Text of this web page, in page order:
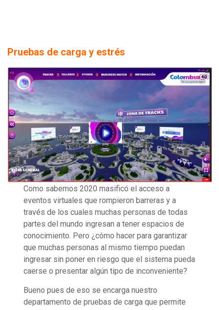
Pruebas de carga y estrés
Como sabemos 2020 masificó el acceso a
eventos virtuales que rompieron barreras y a
través de los cuales muchas personas de todas
partes del mundo ingresan a tener espacios de
conocimiento. Pero ¿cómo hacer para garantizar
que muchas personas al mismo tiempo puedan
ingresar sin poner en riesgo que el sistema pueda
caerse o presentar algún tipo de inconveniente?
Bueno pues de eso se encarga nuestro
departamento de pruebas de carga que permite